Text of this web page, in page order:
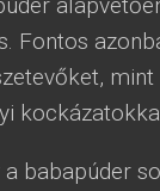
Fontos
a babapúder